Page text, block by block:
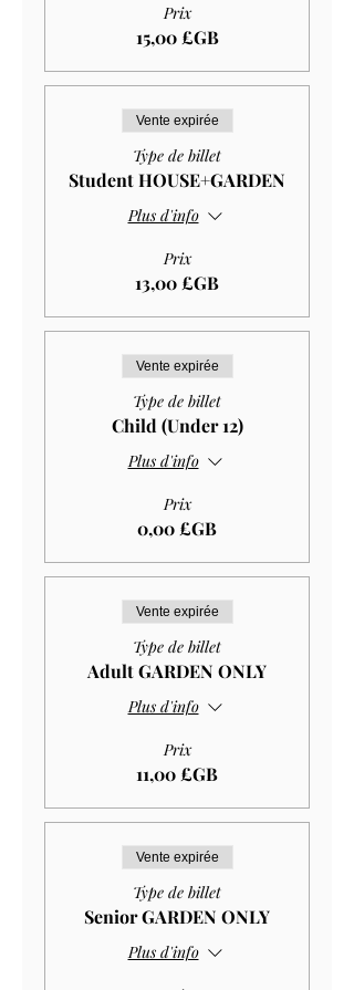
Prix
15,00 £GB
Vente expirée
Type de billet
Student HOUSE+GARDEN
Plus d'info
Prix
13,00 £GB
Vente expirée
Type de billet
Child (Under 12)
Plus d'info
Prix
0,00 £GB
Vente expirée
Type de billet
Adult GARDEN ONLY
Plus d'info
Prix
11,00 £GB
Vente expirée
Type de billet
Senior GARDEN ONLY
Plus d'info